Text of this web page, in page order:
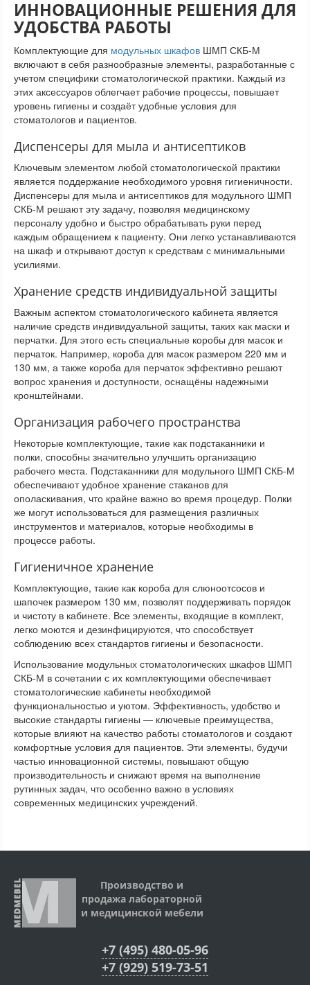
ИННОВАЦИОННЫЕ РЕШЕНИЯ ДЛЯ
УДОБСТВА РАБОТЫ
Комплектующие для модульных шкафов ШМП СКБ-М
включают в себя разнообразные элементы, разработанные с
учетом специфики стоматологической практики. Каждый из
этих аксессуаров облегчает рабочие процессы, повышает
уровень гигиены и создаёт удобные условия для
стоматологов и пациентов.
Диспенсеры для мыла и антисептиков
Ключевым элементом любой стоматологической практики
является поддержание необходимого уровня гигиеничности.
Диспенсеры для мыла и антисептиков для модульного ШМП
СКБ-М решают эту задачу, позволяя медицинскому
персоналу удобно и быстро обрабатывать руки перед
каждым обращением к пациенту. Они легко устанавливаются
на шкаф и открывают доступ к средствам с минимальными
усилиями.
Хранение средств индивидуальной защиты
Важным аспектом стоматологического кабинета является
наличие средств индивидуальной защиты, таких как маски и
перчатки. Для этого есть специальные коробы для масок и
перчаток. Например, короба для масок размером 220 мм и
130 мм, а также короба для перчаток эффективно решают
вопрос хранения и доступности, оснащёны надежными
кронштейнами.
Организация рабочего пространства
Некоторые комплектующие, такие как подстаканники и
полки, способны значительно улучшить организацию
рабочего места. Подстаканники для модульного ШМП СКБ-М
обеспечивают удобное хранение стаканов для
ополаскивания, что крайне важно во время процедур. Полки
же могут использоваться для размещения различных
инструментов и материалов, которые необходимы в
процессе работы.
Гигиеничное хранение
Комплектующие, такие как короба для слюноотсосов и
шапочек размером 130 мм, позволят поддерживать порядок
и чистоту в кабинете. Все элементы, входящие в комплект,
легко моются и дезинфицируются, что способствует
соблюдению всех стандартов гигиены и безопасности.
Использование модульных стоматологических шкафов ШМП
СКБ-М в сочетании с их комплектующими обеспечивает
стоматологические кабинеты необходимой
функциональностью и уютом. Эффективность, удобство и
высокие стандарты гигиены — ключевые преимущества,
которые влияют на качество работы стоматологов и создают
комфортные условия для пациентов. Эти элементы, будучи
частью инновационной системы, повышают общую
производительность и снижают время на выполнение
рутинных задач, что особенно важно в условиях
современных медицинских учреждений.
Производство и
продажа лабораторной
и медицинской мебели
+7 (495) 480-05-96
+7 (929) 519-73-51